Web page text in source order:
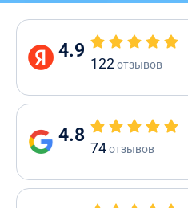
4.9
122отзывов
4.8
74отзывов